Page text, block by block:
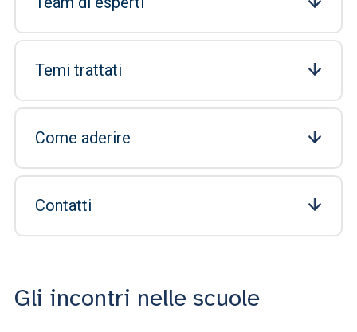
Temi trattati
Come aderire
Contatti
Gli incontri nelle scuole